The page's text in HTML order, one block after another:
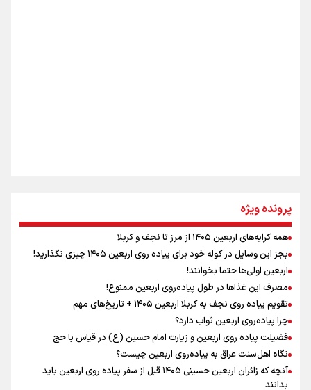
نگاه تمدنی رهبر شهید به فضای مجازی
رابطه کارگر و کارفرما در اندیشه رهبر شهید: از تضاد به
زوجیت
اینفو برنا / توصیه‌هایی طلایی برای پیاده روی اربعین
پرونده ویژه
همه کرایه‌های اربعین ۱۴۰۵ از مرز تا نجف و کربلا
بجز این وسایل در کوله خود برای پیاده روی اربعین ۱۴۰۵ چیزی نگذارید!
اربعین اولی‌ها حتما بخوانند!
مصرف این غذاها در طول پیاده‌روی اربعین ممنوع!
تقویم پیاده روی نجف به کربلا اربعین ۱۴۰۵ + تاریخ‌های مهم
چرا پیاده‌روی اربعین ثواب دارد؟
فضیلت پیاده روی اربعین و زیارت امام حسین (ع) در قیاس با حج
نگاه اهل‌سنت عراق به پیاده‌روی اربعین چیست؟
آنچه که زائران اربعین حسینی ۱۴۰۵ قبل از سفر پیاده روی اربعین باید
بدانند